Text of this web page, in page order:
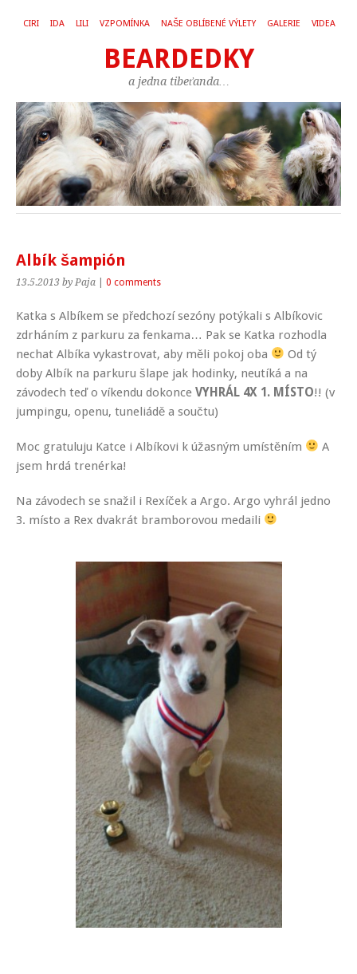
CIRI IDA LILI VZPOMÍNKA NAŠE OBLÍBENÉ VÝLETY GALERIE VIDEA
BEARDEDKY
a jedna tibeťanda…
Albík šampión
13.5.2013 by Paja 0 comments
Katka s Albíkem se předchozí sezóny potýkali s Albíkovic
zdrháním z parkuru za fenkama… Pak se Katka rozhodla
nechat Albíka vykastrovat, aby měli pokoj oba
Od tý
doby Albík na parkuru šlape jak hodinky, neutíká a na
závodech teď o víkendu dokonce VYHRÁL 4X 1. MÍSTO!! (v
jumpingu, openu, tuneliádě a součtu)
Moc gratuluju Katce i Albíkovi k úžasným umístěním
A
jsem hrdá trenérka!
Na závodech se snažil i Rexíček a Argo. Argo vyhrál jedno
3. místo a Rex dvakrát bramborovou medaili